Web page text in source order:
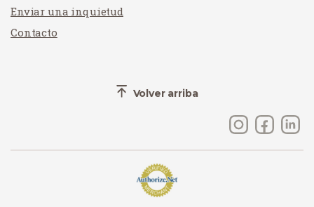
Enviar una inquietud
Contacto
Volver arriba